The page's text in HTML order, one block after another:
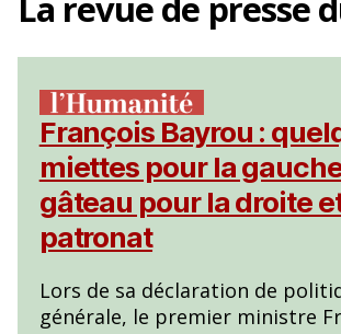
François Bayrou :
miettes pour la
gâteau pour la droite
patronat
Lors de sa déclaration de
générale, le premier ministre